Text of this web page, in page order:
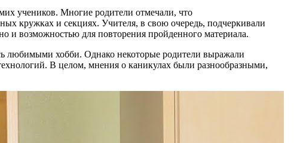
учеников. Многие родители отмечали, что
кружках и секциях. Учителя, в свою очередь, подчеркивали
и возможностью для повторения пройденного материала.
любимыми хобби. Однако некоторые родители выражали
В целом, мнения о каникулах были разнообразными,